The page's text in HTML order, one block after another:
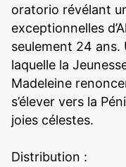
oratorio révélant
exceptionnelles
seulement 24 ans.
laquelle la
Madeleine
s’élever vers la
joies célestes.
Distribution :